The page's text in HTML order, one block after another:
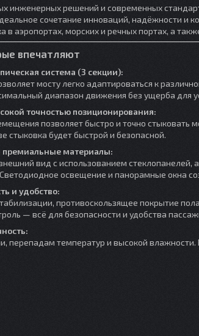
инженерных решений и современных
сочетание инноваций, надёжности и
в аэропортах, морских и речных портах, а
впечатляют
система (3 секции):
мосту легко адаптироваться к
диапазон движения без ущерба для
точностью позиционирования:
позволяет быстро и точно стыковать
стыковка будет быстрой и безопасной.
материалы:
вид с использованием
освещение и панорамные окна
и удобство:
противоскользящее покрытие
— всё для безопасности и удобства
перепадам температур и высокой